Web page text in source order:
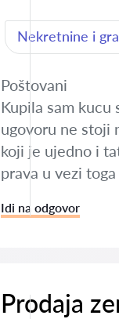
Nekretnine i
Poštovani
Kupila sam kucu
ugovoru ne stoji
koji je ujedno i
prava u vezi
Idi na odgovor
Prodaja